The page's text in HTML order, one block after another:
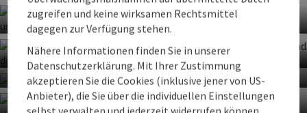
Stilvolle Ferienwohnungen im Schloss neben der
größten, privaten Schlosskirche Österreichs.
SEE 31, Ferienlofts am Traunsee
Kaminofen.
Schiffskabine in Engelhartszell
Eine Schiffskabine direkt am Ufer der Donau in Engelhartszell .
Schlosshotel Mondsee
Exklusives Hotel in einem Benediktinerkloster von 748.
Schlafen bei den Pferden
zugreifen und keine wirksamen Rechtsmittel
dagegen zur Verfügung stehen.
Nähere Informationen finden Sie in unserer
Datenschutzerklärung. Mit Ihrer Zustimmung
akzeptieren Sie die Cookies (inklusive jener von US-
Anbieter), die Sie über die individuellen Einstellungen
selbst verwalten und jederzeit widerrufen können.